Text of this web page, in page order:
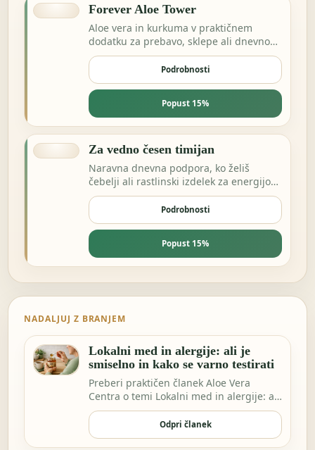
Forever Aloe Tower
Aloe vera in kurkuma v praktičnem
dodatku za prebavo, sklepe ali dnevno
ravnovesje.
Podrobnosti
Popust 15%
Za vedno česen timijan
Naravna dnevna podpora, ko želiš
čebelji ali rastlinski izdelek za energijo
in odpornost.
Podrobnosti
Popust 15%
NADALJUJ Z BRANJEM
Lokalni med in alergije: ali je
smiselno in kako se varno testirati
Preberi praktičen članek Aloe Vera
Centra o temi Lokalni med in alergije: ali
je smisel…
Odpri članek